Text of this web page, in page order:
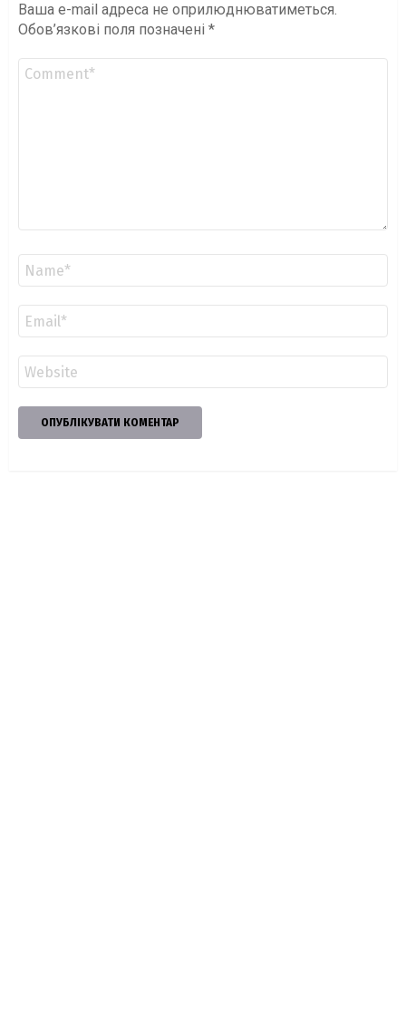
Ваша e-mail адреса не оприлюднюватиметься.
Обов’язкові поля позначені *
Коментар